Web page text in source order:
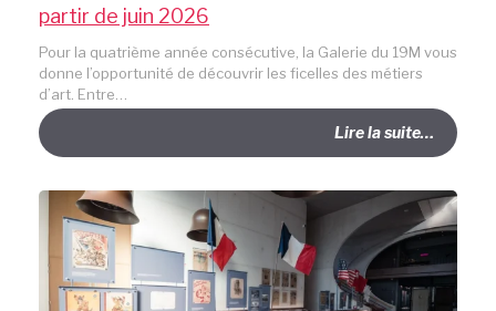
partir de juin 2026
Pour la quatrième année consécutive, la Galerie du 19M vous
donne l’opportunité de découvrir les ficelles des métiers
d’art. Entre…
Lire la suite…